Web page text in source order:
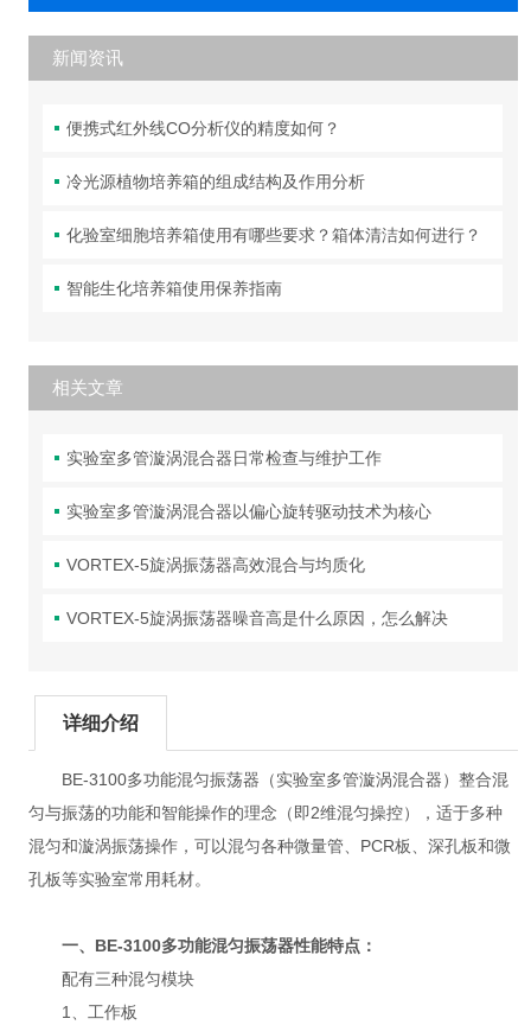
新闻资讯
便携式红外线CO分析仪的精度如何？
冷光源植物培养箱的组成结构及作用分析
化验室细胞培养箱使用有哪些要求？箱体清洁如何进行？
智能生化培养箱使用保养指南
相关文章
实验室多管漩涡混合器日常检查与维护工作
实验室多管漩涡混合器以偏心旋转驱动技术为核心
VORTEX-5旋涡振荡器高效混合与均质化
VORTEX-5旋涡振荡器噪音高是什么原因，怎么解决
详细介绍
BE-3100多功能混匀振荡器（实验室多管漩涡混合器）整合混
匀与振荡的功能和智能操作的理念（即2维混匀操控），适于多种
混匀和漩涡振荡操作，可以混匀各种微量管、PCR板、深孔板和微
孔板等实验室常用耗材。
一、BE-3100多功能混匀振荡器性能特点：
配有三种混匀模块
1、工作板